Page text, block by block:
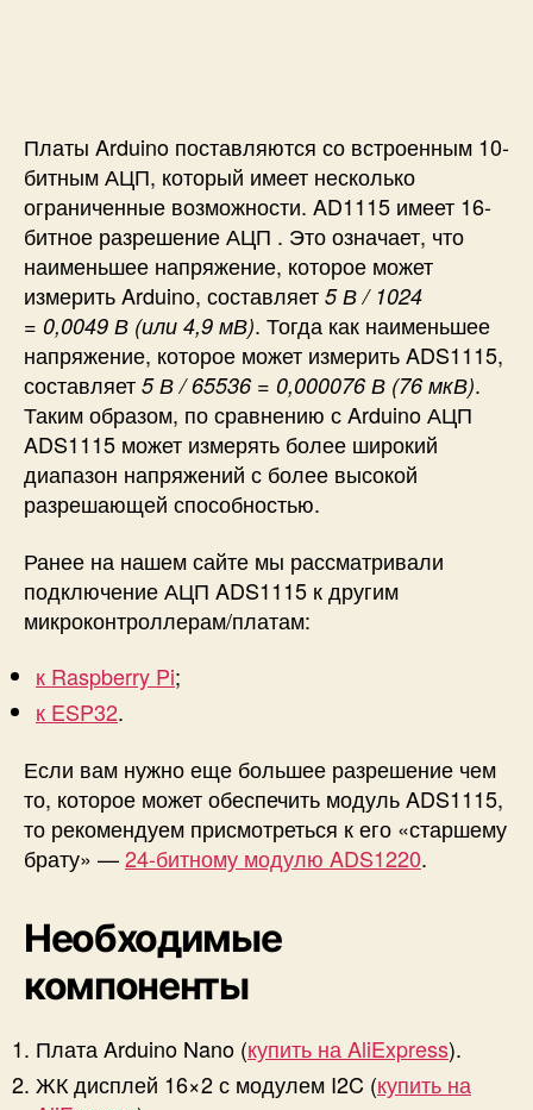
я
А
Ц
П
A
D
S
1
1
1
5
к
A
u
i
n
Платы Arduino поставляются со встроенным 10-
битным АЦП, который имеет несколько
ограниченные возможности. AD1115 имеет 16-
битное разрешение АЦП . Это означает, что
наименьшее напряжение, которое может
измерить Arduino, составляет 5 В / 1024
= 0,0049 В (или 4,9 мВ). Тогда как наименьшее
напряжение, которое может измерить ADS1115,
составляет 5 В / 65536 = 0,000076 В (76 мкВ).
Таким образом, по сравнению с Arduino АЦП
ADS1115 может измерять более широкий
диапазон напряжений с более высокой
разрешающей способностью.
Ранее на нашем сайте мы рассматривали
подключение АЦП ADS1115 к другим
микроконтроллерам/платам:
к Raspberry Pi;
к ESP32.
Если вам нужно еще большее разрешение чем
то, которое может обеспечить модуль ADS1115,
то рекомендуем присмотреться к его «старшему
брату» —24-битному модулю ADS1220.
Необходимые
компоненты
Плата Arduino Nano (купить на AliExpress).
ЖК дисплей 16×2 с модулем I2C (купить на